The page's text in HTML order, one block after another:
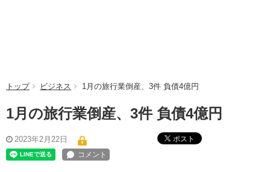
トップ ビジネス 1月の旅行業倒産、3件 負債4億円
1月の旅行業倒産、3件 負債4億円
2023年2月22日 ポスト